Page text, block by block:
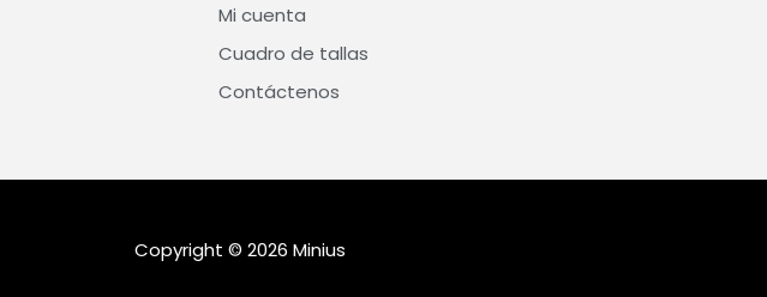
Mi cuenta
Cuadro de tallas
Contáctenos
Copyright © 2026 Minius